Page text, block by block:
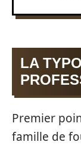
LA
Premier
famille de